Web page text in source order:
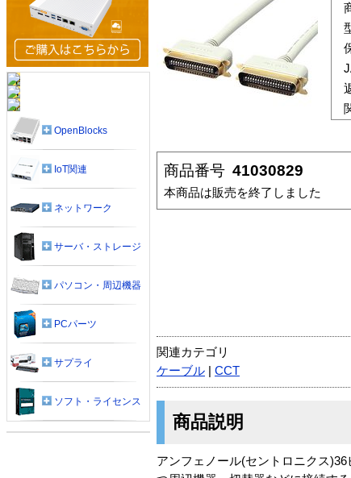
商品番号 41030829
本商品は販売を終了しました
関連カテゴリ
ケーブル
CCT
商品説明
アンフェノール(セントロニクス
OpenBlocks
IoT関連
ネットワーク
サーバ・ストレージ
パソコン・周辺機器
PCパーツ
サプライ
ソフト・ライセンス